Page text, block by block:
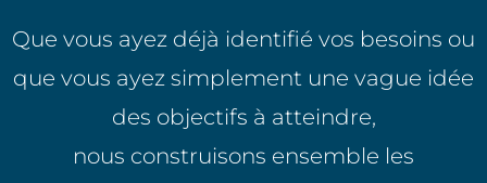
Que vous ayez déjà identifié vos besoins ou
que vous ayez simplement une vague idée
des objectifs à atteindre,
nous construisons ensemble les